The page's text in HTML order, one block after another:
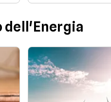
offerte con prezzo
aiutano a tenere
controllo le spese di
Scopri la soluzione
conveniente per te
quelle proposte da
Illumia e Ajò Energia
risparmiare fin da
dell'Energia